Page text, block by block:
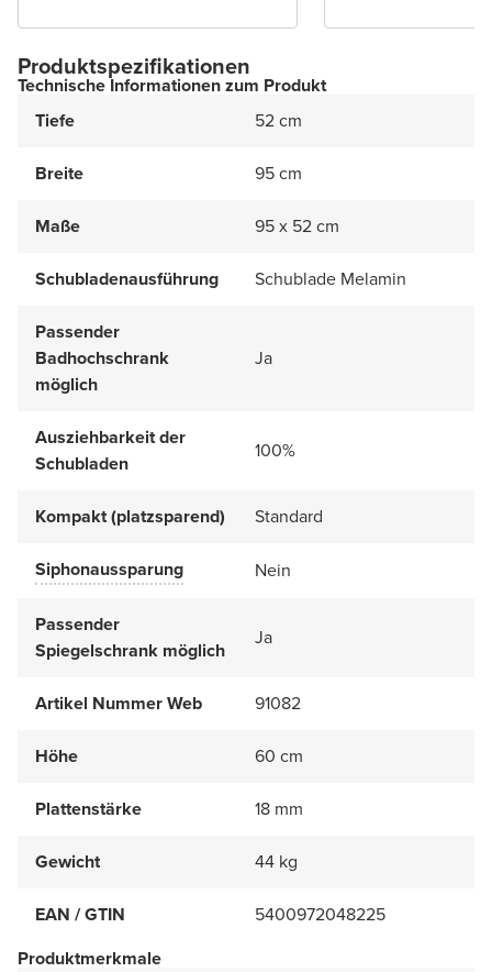
Produktspezifikationen
Technische Informationen zum Produkt
Tiefe
52 cm
Breite 95 cm
Maße 95 x 52 cm
Schubladenausführung Schublade Melamin
Passender
Badhochschrank
möglich
Ja
Ausziehbarkeit der
Schubladen
100%
Kompakt (platzsparend) Standard
Siphonaussparung Nein
Passender
Spiegelschrank möglich
Ja
Artikel Nummer Web 91082
Höhe 60 cm
Plattenstärke 18 mm
Gewicht 44 kg
EAN / GTIN
5400972048225
Produktmerkmale